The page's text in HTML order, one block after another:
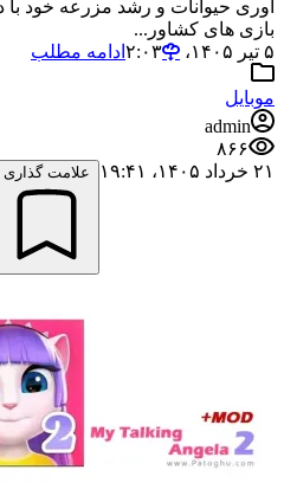
آوری حیوانات و رشد مزرعه خود با
بازی های کشاور...
۵ تیر ۱۴۰۵،‏ ۲:۰۳
ادامه مطلب
موبایل
admin
۸۶۶
۲۱ خرداد ۱۴۰۵،‏ ۱۹:۴۱
علامت گذاری